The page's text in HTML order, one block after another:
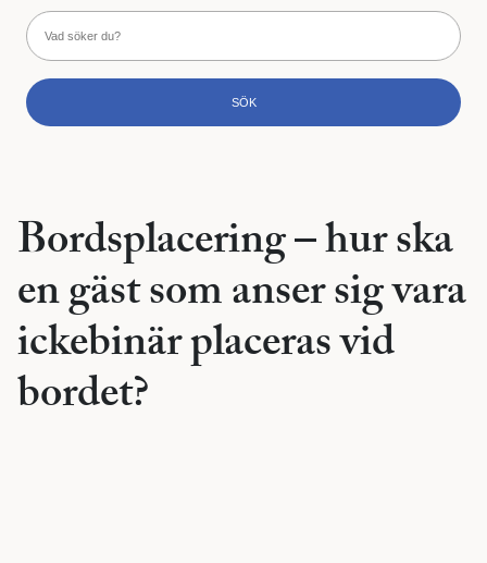
Bordsplacering – hur ska
en gäst som anser sig vara
ickebinär placeras vid
bordet?